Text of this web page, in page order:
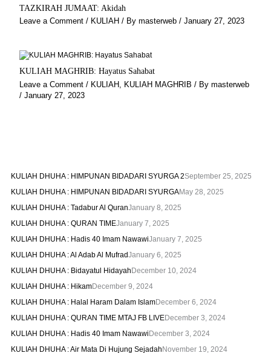
TAZKIRAH JUMAAT: Akidah
Leave a Comment / KULIAH / By masterweb / January 27, 2023
KULIAH MAGHRIB: Hayatus Sahabat
Leave a Comment / KULIAH, KULIAH MAGHRIB / By masterweb
/ January 27, 2023
KULIAH DHUHA : HIMPUNAN BIDADARI SYURGA 2September 25, 2025
KULIAH DHUHA : HIMPUNAN BIDADARI SYURGAMay 28, 2025
KULIAH DHUHA : Tadabur Al QuranJanuary 8, 2025
KULIAH DHUHA : QURAN TIMEJanuary 7, 2025
KULIAH DHUHA : Hadis 40 Imam NawawiJanuary 7, 2025
KULIAH DHUHA : Al Adab Al MufradJanuary 6, 2025
KULIAH DHUHA : Bidayatul Hidayah December 10, 2024
KULIAH DHUHA : HikamDecember 9, 2024
KULIAH DHUHA : Halal Haram Dalam IslamDecember 6, 2024
KULIAH DHUHA : QURAN TIME MTAJ FB LIVEDecember 3, 2024
KULIAH DHUHA : Hadis 40 Imam NawawiDecember 3, 2024
KULIAH DHUHA : Air Mata Di Hujung SejadahNovember 19, 2024